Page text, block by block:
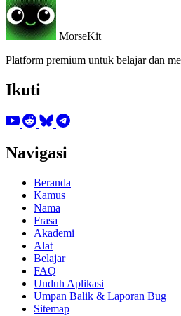
MorseKit
Platform premium untuk belajar dan
Ikuti
Navigasi
Beranda
Kamus
Nama
Frasa
Akademi
Alat
Belajar
FAQ
Unduh Aplikasi
Umpan Balik & Laporan Bug
Sitemap